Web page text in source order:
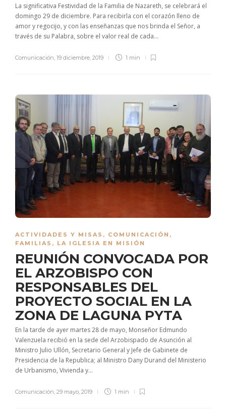
La significativa Festividad de la Familia de Nazareth, se celebrará el
domingo 29 de diciembre. Para recibirla con el corazón lleno de
amor y regocijo, y con las enseñanzas que nos brinda el Señor, a
través de su Palabra, sobre el valor real de cada...
Comunicación 19 diciembre, 2019 1 min
ACTIVIDADES Y MISAS , COMUNICACIÓN ,
FAMILIAS , LA IGLESIA EN MISIÓN
REUNIÓN CONVOCADA POR
EL ARZOBISPO CON
RESPONSABLES DEL
PROYECTO SOCIAL EN LA
ZONA DE LAGUNA PYTA
En la tarde de ayer martes 28 de mayo, Monseñor Edmundo
Valenzuela recibió en la sede del Arzobispado de Asunción al
Ministro Julio Ullón, Secretario General y Jefe de Gabinete de
Presidencia de la Republica; al Ministro Dany Durand del Ministerio
de Urbanismo, Vivienda y...
Comunicación, 29 mayo, 2019 1 min